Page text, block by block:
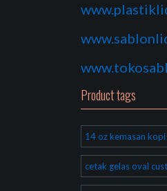
Product tags
14 oz kemasan
cetak gelas oval